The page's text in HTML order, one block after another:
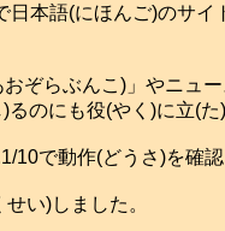
日本語(にほんご)のサ
ぞらぶんこ)」やニュ
るのにも役(やく)に立(
10で動作(どうさ)を確
い)しました。